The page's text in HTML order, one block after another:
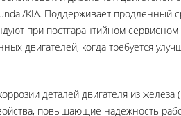
KIA. Поддерживает продленный
при постгарантийном
двигателей, когда требуется
деталей двигателя из
повышающие надежность